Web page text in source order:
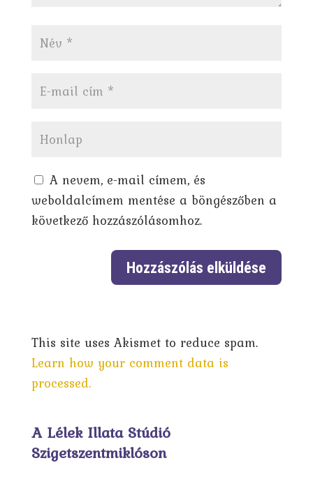
A nevem, e-mail címem, és
weboldalcímem mentése a böngészőben a
következő hozzászólásomhoz.
This site uses Akismet to reduce spam.
Learn how your comment data is
processed.
A Lélek Illata Stúdió
Szigetszentmiklóson